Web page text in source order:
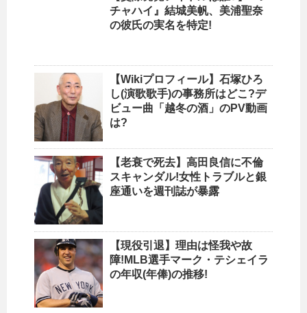
チャハイ』結城美帆、美浦聖奈
の彼氏の実名を特定!
【Wikiプロフィール】石塚ひろ
し(演歌歌手)の事務所はどこ?デ
ビュー曲「越冬の酒」のPV動画
は?
【老衰で死去】高田良信に不倫
スキャンダル!女性トラブルと銀
座通いを週刊誌が暴露
【現役引退】理由は怪我や故
障!MLB選手マーク・テシェイラ
の年収(年俸)の推移!